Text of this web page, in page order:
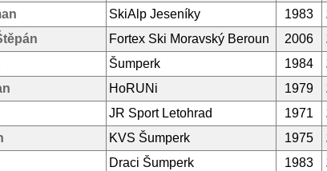
SkiAlp Jeseníky 1983
Fortex Ski Moravský Beroun 2006
Šumperk 1984
HoRUNi 1979
JR Sport Letohrad 1971
KVS Šumperk 1975
Draci Šumperk 1983